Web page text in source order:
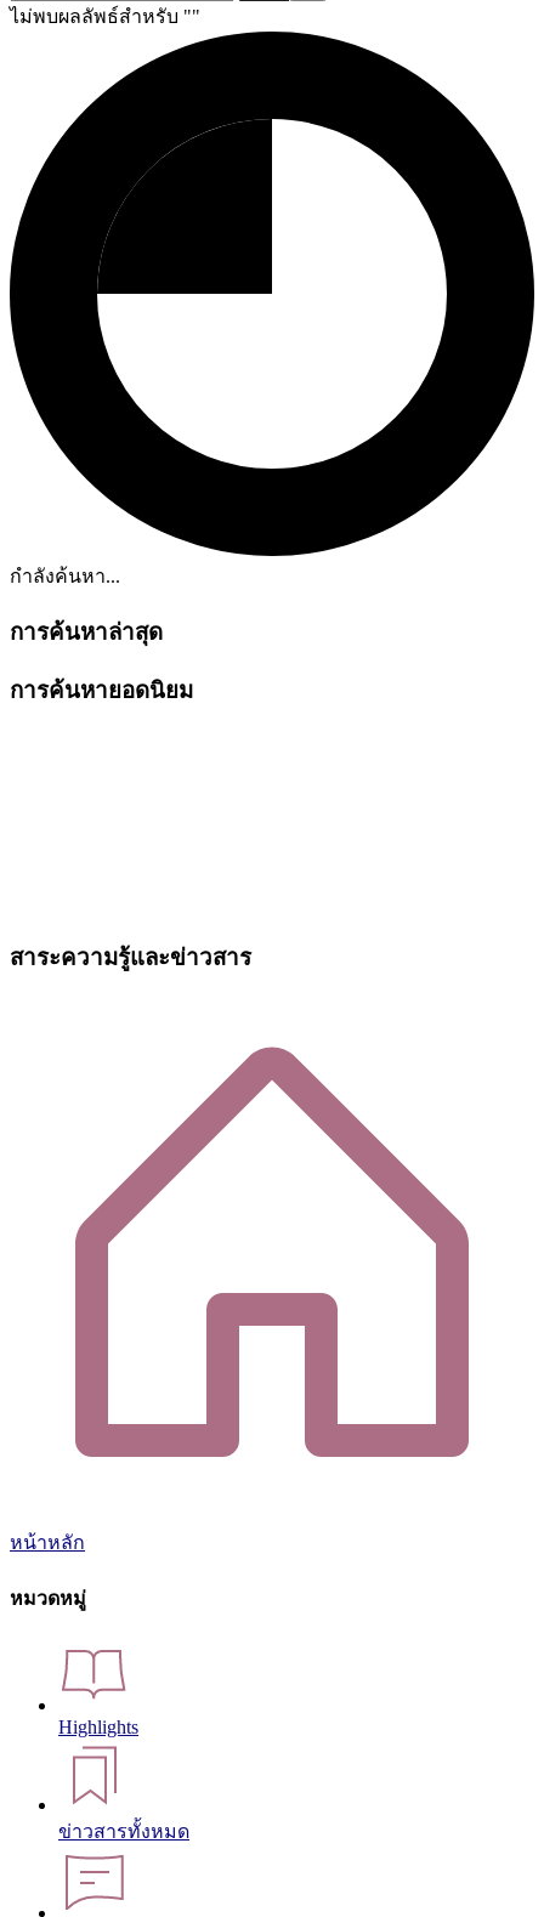
ไม่พบผลลัพธ์สำหรับ ""
กำลังค้นหา...
การค้นหาล่าสุด
การค้นหายอดนิยม
สาระความรู้และข่าวสาร
หน้าหลัก
หมวดหมู่
Highlights
ข่าวสารทั้งหมด